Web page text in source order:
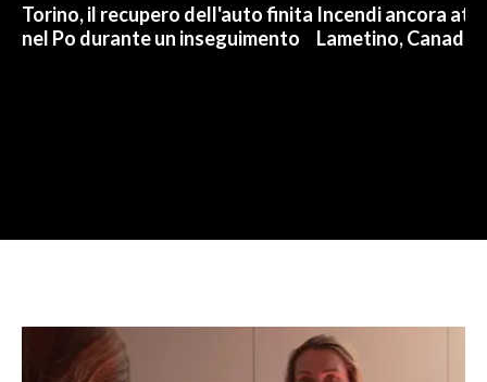
Torino, il recupero dell'auto finita
nel Po durante un inseguimento
Incendi ancora
Lametino,